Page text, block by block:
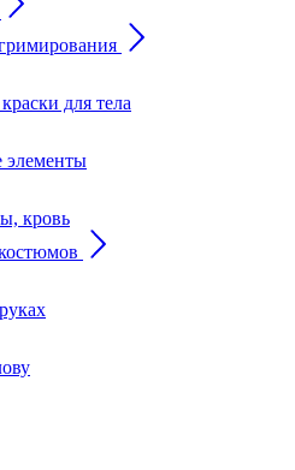
для тела
элементы
кровь